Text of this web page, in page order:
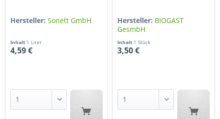
Hersteller: Sonett GmbH
Inhalt 1 Liter
4,59 €
Hersteller: BIOGAST
GesmbH
Inhalt 1 Stück
3,50 €